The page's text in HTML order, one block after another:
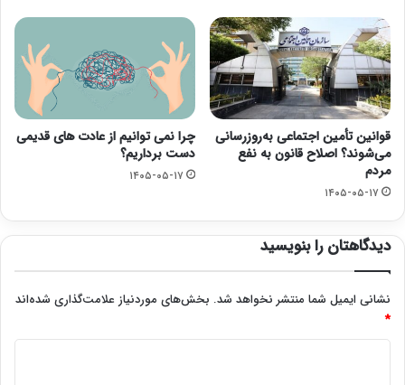
قوانین تأمین اجتماعی به‌روزرسانی
می‌شوند؟ اصلاح قانون به نفع
مردم
۱۴۰۵-۰۵-۱۷
چرا نمی توانیم از عادت های قدیمی
دست برداریم؟
۱۴۰۵-۰۵-۱۷
دیدگاهتان را بنویسید
نشانی ایمیل شما منتشر نخواهد شد. بخش‌های موردنیاز علامت‌گذاری شده‌اند
*